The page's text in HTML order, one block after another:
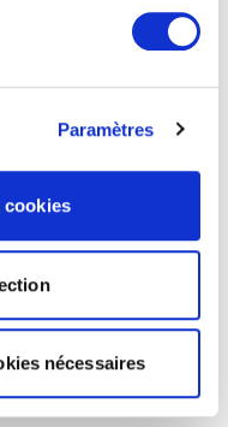
Paramètres
cookies
nécessaires